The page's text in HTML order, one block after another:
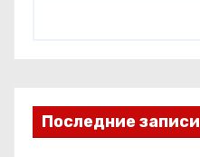
Последние записи